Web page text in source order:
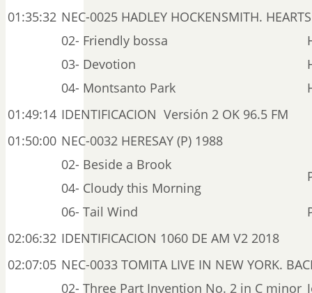
01:35:32 NEC-0025 HADLEY HOCKENSMITH.
02- Friendly bossa
03- Devotion
04- Montsanto Park
01:49:14 IDENTIFICACION Versión 2 OK 96.5 FM
01:50:00 NEC-0032 HERESAY (P) 1988
02- Beside a Brook
04- Cloudy this Morning
06- Tail Wind
02:06:32 IDENTIFICACION 1060 DE AM V2 2018
02:07:05 NEC-0033 TOMITA LIVE IN NEW YORK.
02- Three Part Invention No. 2 in C minor